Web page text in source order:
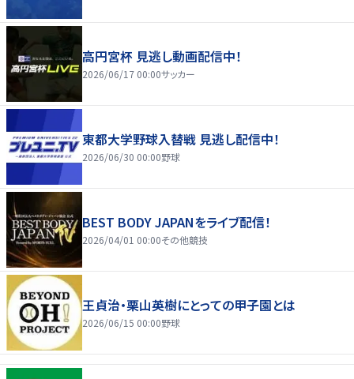
高円宮杯 見逃し動画配信中！
2026/06/17 00:00サッカー
東都大学野球入替戦 見逃し配信中！
2026/06/30 00:00野球
BEST BODY JAPANをライブ配信！
2026/04/01 00:00その他競技
王貞治・栗山英樹にとっての甲子園とは
2026/06/15 00:00野球